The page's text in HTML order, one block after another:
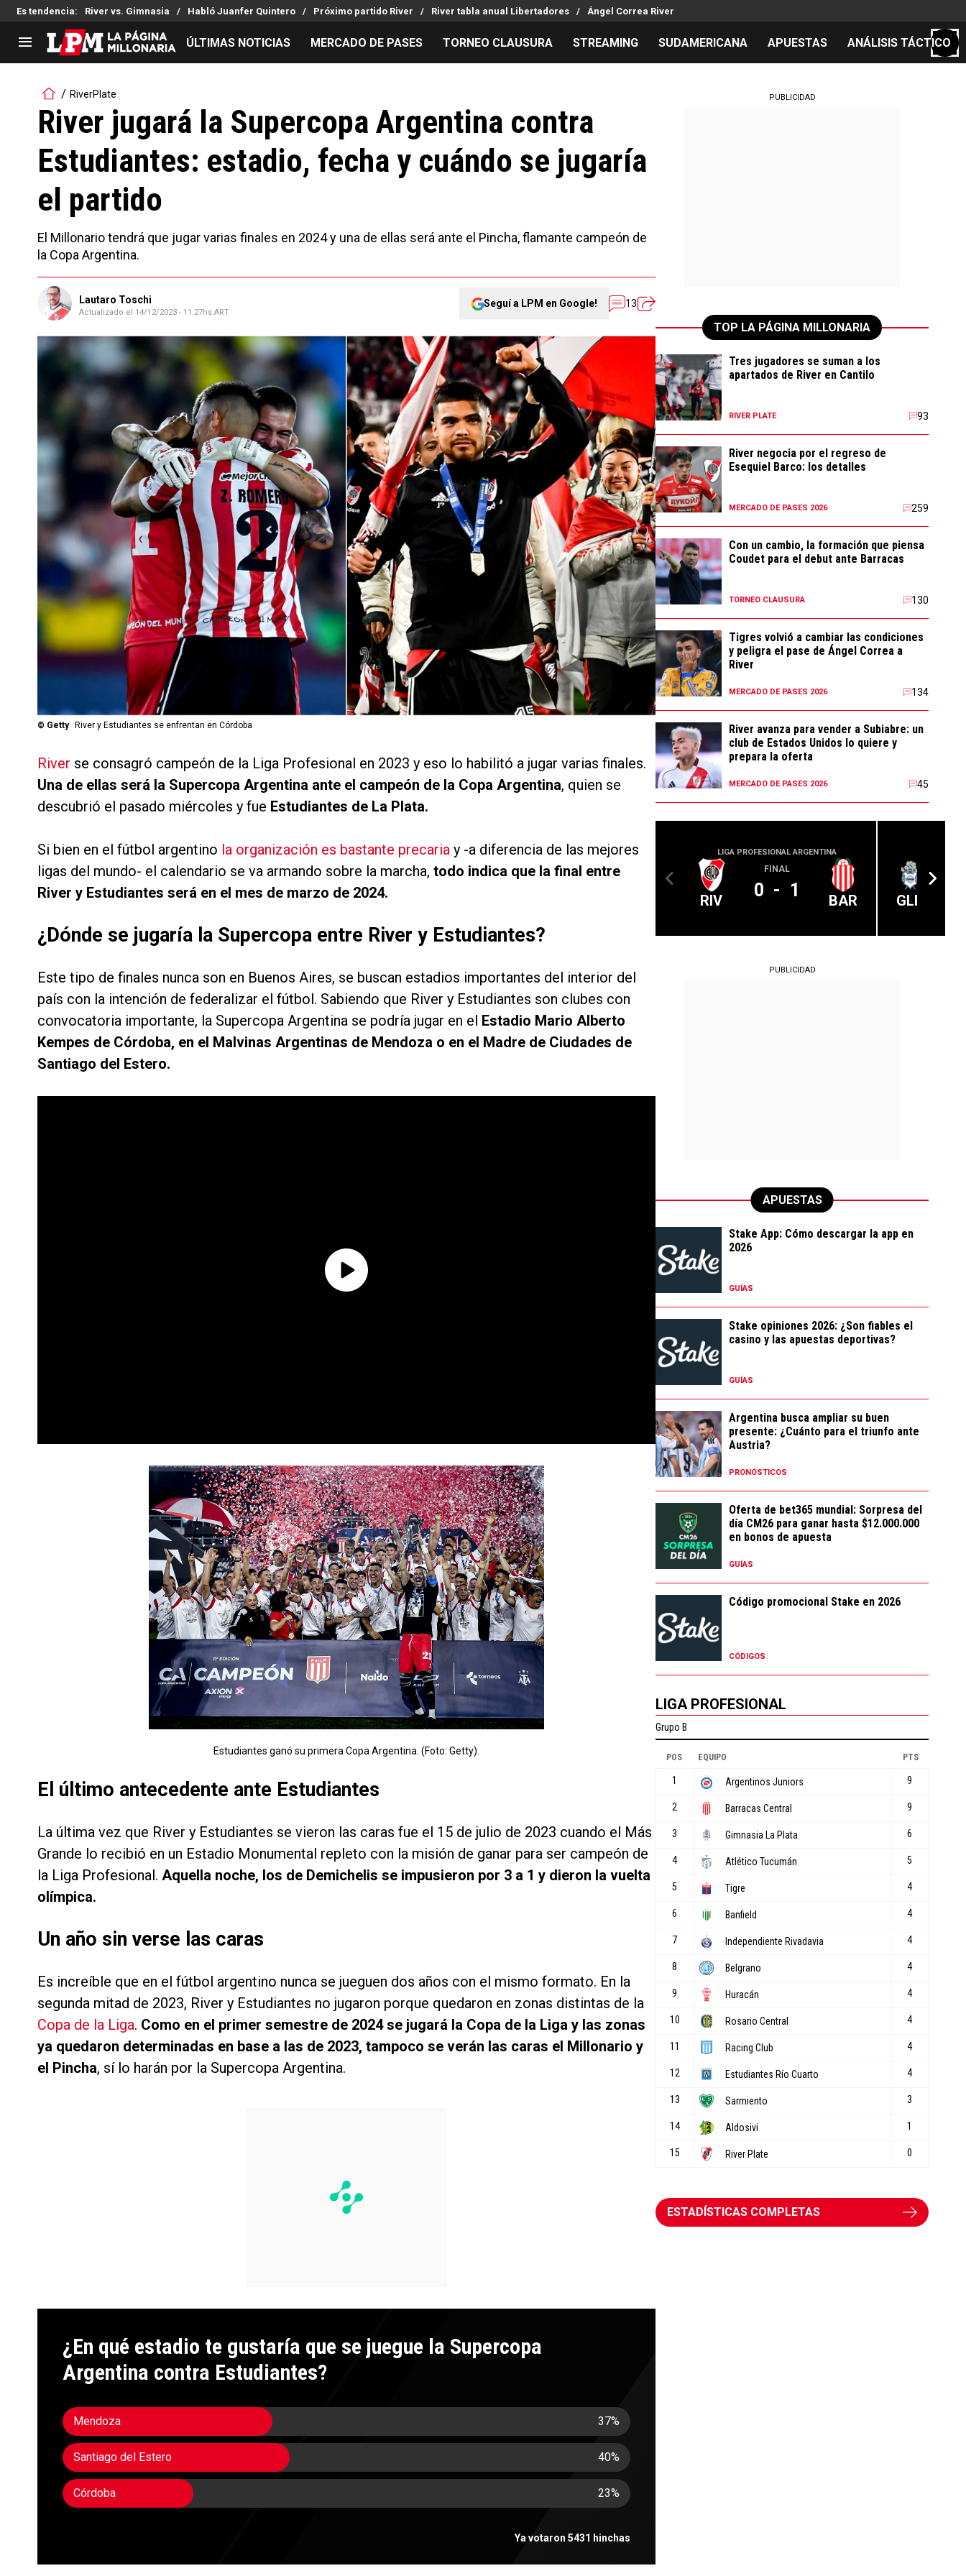
Es tendencia: River vs. Gimnasia Habló Juanfer Quintero Próximo partido River River tabla anual Libertadores Ángel Correa River
LIGA PROFESIONAL
Noticias
Tabla de posiciones
Fixture
Reserva
Copa Sudamericana
Copa Argentina
Selección Argentina
Mercado de Pases
Análisis tácticos
Juanfer Quintero
Chacho Coudet
Streaming
Entradas
Hinchas
Los goles de River
Códigos
Pronósticos
ÚLTIMAS NOTICIAS MERCADO DE PASES TORNEO CLAUSURA STREAMING SUDAMERICANA APUESTAS ANÁLISIS TÁCTICO
RiverPlate
River jugará la Supercopa Argentina contra
Estudiantes: estadio, fecha y cuándo se jugaría
el partido
El Millonario tendrá que jugar varias finales en 2024 y una de ellas será ante el Pincha, flamante campeón de
la Copa Argentina.
Lautaro Toschi
Actualizado el 14/12/2023 - 11:27hs ART
Seguí a LPM en Google! 13
© Getty River y Estudiantes se enfrentan en Córdoba
River se consagró campeón de la Liga Profesional en 2023 y eso lo habilitó a jugar varias finales.
Una de ellas será la Supercopa Argentina ante el campeón de la Copa Argentina, quien se
descubrió el pasado miércoles y fue Estudiantes de La Plata.
Si bien en el fútbol argentino la organización es bastante precaria y -a diferencia de las mejores
ligas del mundo- el calendario se va armando sobre la marcha, todo indica que la final entre
River y Estudiantes será en el mes de marzo de 2024.
¿Dónde se jugaría la Supercopa entre River y Estudiantes?
Este tipo de finales nunca son en Buenos Aires, se buscan estadios importantes del interior del
país con la intención de federalizar el fútbol. Sabiendo que River y Estudiantes son clubes con
convocatoria importante, la Supercopa Argentina se podría jugar en el Estadio Mario Alberto
Kempes de Córdoba, en el Malvinas Argentinas de Mendoza o en el Madre de Ciudades de
Santiago del Estero.
Estudiantes ganó su primera Copa Argentina. (Foto: Getty).
El último antecedente ante Estudiantes
La última vez que River y Estudiantes se vieron las caras fue el 15 de julio de 2023 cuando el Más
Grande lo recibió en un Estadio Monumental repleto con la misión de ganar para ser campeón de
la Liga Profesional. Aquella noche, los de Demichelis se impusieron por 3 a 1 y dieron la vuelta
olímpica.
Un año sin verse las caras
Es increíble que en el fútbol argentino nunca se jueguen dos años con el mismo formato. En la
segunda mitad de 2023, River y Estudiantes no jugaron porque quedaron en zonas distintas de la
Copa de la Liga. Como en el primer semestre de 2024 se jugará la Copa de la Liga y las zonas
ya quedaron determinadas en base a las de 2023, tampoco se verán las caras el Millonario y
el Pincha, sí lo harán por la Supercopa Argentina.
¿En qué estadio te gustaría que se juegue la Supercopa
Argentina contra Estudiantes?
Mendoza 37%
Santiago del Estero 40%
Córdoba 23%
Ya votaron 5431 hinchas
PUBLICIDAD
TOP LA PÁGINA MILLONARIA
Tres jugadores se suman a los
apartados de River en Cantilo
RIVER PLATE 93
River negocia por el regreso de
Esequiel Barco: los detalles
MERCADO DE PASES 2026 259
Con un cambio, la formación que piensa
Coudet para el debut ante Barracas
TORNEO CLAUSURA 130
Tigres volvió a cambiar las condiciones
y peligra el pase de Ángel Correa a
River
MERCADO DE PASES 2026 134
River avanza para vender a Subiabre: un
club de Estados Unidos lo quiere y
prepara la oferta
MERCADO DE PASES 2026 45
LIGA PROFESIONAL ARGENTINA
RIV
FINAL
0 - 1 BAR GLP
PUBLICIDAD
APUESTAS
Stake App: Cómo descargar la app en
2026
GUÍAS
Stake opiniones 2026: ¿Son fiables el
casino y las apuestas deportivas?
GUÍAS
Argentina busca ampliar su buen
presente: ¿Cuánto para el triunfo ante
Austria?
PRONÓSTICOS
Oferta de bet365 mundial: Sorpresa del
día CM26 para ganar hasta $12.000.000
en bonos de apuesta
GUÍAS
Código promocional Stake en 2026
CÓDIGOS
LIGA PROFESIONAL
ESTADÍSTICAS COMPLETAS